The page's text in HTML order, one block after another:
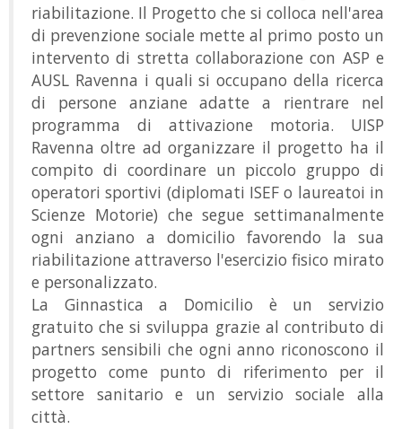
riabilitazione. Il Progetto che si colloca nell'area
di prevenzione sociale mette al primo posto un
intervento di stretta collaborazione con ASP e
AUSL Ravenna i quali si occupano della ricerca
di persone anziane adatte a rientrare nel
programma di attivazione motoria. UISP
Ravenna oltre ad organizzare il progetto ha il
compito di coordinare un piccolo gruppo di
operatori sportivi (diplomati ISEF o laureatoi in
Scienze Motorie) che segue settimanalmente
ogni anziano a domicilio favorendo la sua
riabilitazione attraverso l'esercizio fisico mirato
e personalizzato.
La Ginnastica a Domicilio è un servizio
gratuito che si sviluppa grazie al contributo di
partners sensibili che ogni anno riconoscono il
progetto come punto di riferimento per il
settore sanitario e un servizio sociale alla
città.